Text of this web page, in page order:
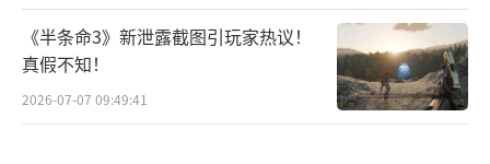
《半条命3》新泄露截图引玩家热议！
真假不知！
2026-07-07 09:49:41